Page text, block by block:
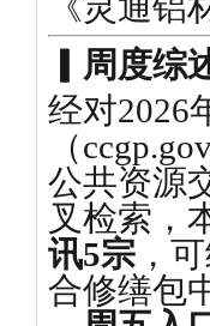
▎周度综
经对2026
（
公共资源
叉检索，
讯5宗 ，
合修缮包